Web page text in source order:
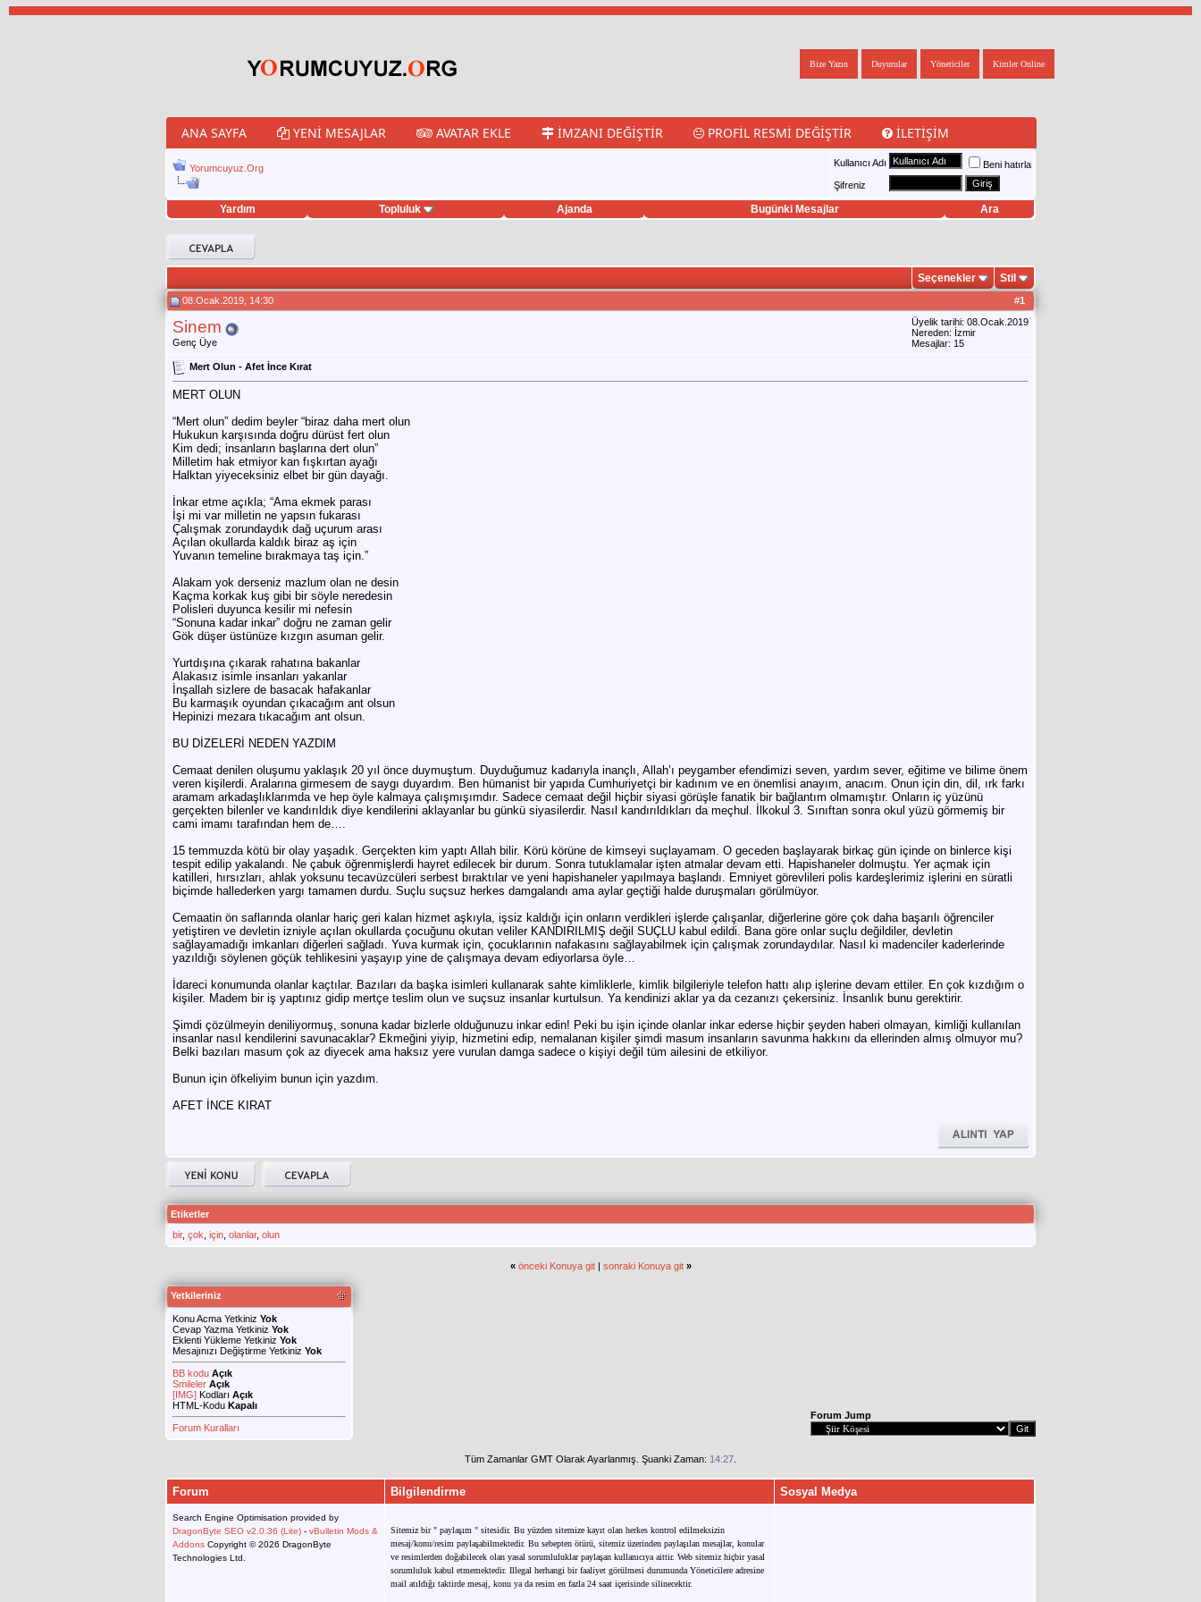
Kimler Online
Yöneticiler
Duyurular
Bize Yazın
ANA SAYFA YENI MESAJLAR AVATAR EKLE İMZANI DEĞIŞTIR PROFIL RESMI DEĞIŞTIR İLETIŞIM
Yorumcuyuz.Org Kullanıcı Adı
Beni hatırla
Şifreniz
Yardım Topluluk Ajanda Bugünki Mesajlar Ara
twitter retweet hilesi
Seçenekler Stil
#1
08.Ocak.2019, 14:30
Sinem
Genç Üye
Üyelik tarihi: 08.Ocak.2019
Nereden: İzmir
Mesajlar: 15
Mert Olun - Afet İnce Kırat
MERT OLUN
“Mert olun” dedim beyler “biraz daha mert olun
Hukukun karşısında doğru dürüst fert olun
Kim dedi; insanların başlarına dert olun”
Milletim hak etmiyor kan fışkırtan ayağı
Halktan yiyeceksiniz elbet bir gün dayağı.
İnkar etme açıkla; “Ama ekmek parası
İşi mi var milletin ne yapsın fukarası
Çalışmak zorundaydık dağ uçurum arası
Açılan okullarda kaldık biraz aş için
Yuvanın temeline bırakmaya taş için.”
Alakam yok derseniz mazlum olan ne desin
Kaçma korkak kuş gibi bir söyle neredesin
Polisleri duyunca kesilir mi nefesin
“Sonuna kadar inkar” doğru ne zaman gelir
Gök düşer üstünüze kızgın asuman gelir.
Yurtdışına çıkarak rahatına bakanlar
Alakasız isimle insanları yakanlar
İnşallah sizlere de basacak hafakanlar
Bu karmaşık oyundan çıkacağım ant olsun
Hepinizi mezara tıkacağım ant olsun.
BU DİZELERİ NEDEN YAZDIM
Cemaat denilen oluşumu yaklaşık 20 yıl önce duymuştum. Duyduğumuz kadarıyla inançlı, Allah’ı peygamber efendimizi seven, yardım sever, eğitime ve bilime önem
veren kişilerdi. Aralarına girmesem de saygı duyardım. Ben hümanist bir yapıda Cumhuriyetçi bir kadınım ve en önemlisi anayım, anacım. Onun için din, dil, ırk farkı
aramam arkadaşlıklarımda ve hep öyle kalmaya çalışmışımdır. Sadece cemaat değil hiçbir siyasi görüşle fanatik bir bağlantım olmamıştır. Onların iç yüzünü
gerçekten bilenler ve kandırıldık diye kendilerini aklayanlar bu günkü siyasilerdir. Nasıl kandırıldıkları da meçhul. İlkokul 3. Sınıftan sonra okul yüzü görmemiş bir
cami imamı tarafından hem de….
15 temmuzda kötü bir olay yaşadık. Gerçekten kim yaptı Allah bilir. Körü körüne de kimseyi suçlayamam. O geceden başlayarak birkaç gün içinde on binlerce kişi
tespit edilip yakalandı. Ne çabuk öğrenmişlerdi hayret edilecek bir durum. Sonra tutuklamalar işten atmalar devam etti. Hapishaneler dolmuştu. Yer açmak için
katilleri, hırsızları, ahlak yoksunu tecavüzcüleri serbest bıraktılar ve yeni hapishaneler yapılmaya başlandı. Emniyet görevlileri polis kardeşlerimiz işlerini en süratli
biçimde hallederken yargı tamamen durdu. Suçlu suçsuz herkes damgalandı ama aylar geçtiği halde duruşmaları görülmüyor.
Cemaatin ön saflarında olanlar hariç geri kalan hizmet aşkıyla, işsiz kaldığı için onların verdikleri işlerde çalışanlar, diğerlerine göre çok daha başarılı öğrenciler
yetiştiren ve devletin izniyle açılan okullarda çocuğunu okutan veliler KANDIRILMIŞ değil SUÇLU kabul edildi. Bana göre onlar suçlu değildiler, devletin
sağlayamadığı imkanları diğerleri sağladı. Yuva kurmak için, çocuklarının nafakasını sağlayabilmek için çalışmak zorundaydılar. Nasıl ki madenciler kaderlerinde
yazıldığı söylenen göçük tehlikesini yaşayıp yine de çalışmaya devam ediyorlarsa öyle…
İdareci konumunda olanlar kaçtılar. Bazıları da başka isimleri kullanarak sahte kimliklerle, kimlik bilgileriyle telefon hattı alıp işlerine devam ettiler. En çok kızdığım o
kişiler. Madem bir iş yaptınız gidip mertçe teslim olun ve suçsuz insanlar kurtulsun. Ya kendinizi aklar ya da cezanızı çekersiniz. İnsanlık bunu gerektirir.
Şimdi çözülmeyin deniliyormuş, sonuna kadar bizlerle olduğunuzu inkar edin! Peki bu işin içinde olanlar inkar ederse hiçbir şeyden haberi olmayan, kimliği kullanılan
insanlar nasıl kendilerini savunacaklar? Ekmeğini yiyip, hizmetini edip, nemalanan kişiler şimdi masum insanların savunma hakkını da ellerinden almış olmuyor mu?
Belki bazıları masum çok az diyecek ama haksız yere vurulan damga sadece o kişiyi değil tüm ailesini de etkiliyor.
Bunun için öfkeliyim bunun için yazdım.
AFET İNCE KIRAT
Etiketler
bir, çok için olanlar, olun
« önceki Konuya git| sonraki Konuya git »
Yetkileriniz
Konu Acma Yetkiniz Yok
Cevap Yazma Yetkiniz Yok
Eklenti Yükleme Yetkiniz Yok
Mesajınızı Değiştirme Yetkiniz Yok
BB kodu Açık
Smileler Açık
[IMG] Kodları Açık
HTML-Kodu Kapalı
Forum Kuralları
Forum Jump
Tüm Zamanlar GMT Olarak Ayarlanmış. Şuanki Zaman: 14:27
Forum Bilgilendirme Sosyal Medya
Search Engine Optimisation provided by
DragonByte SEO v2.0.36 (Lite) - vBulletin Mods &
Addons Copyright © 2026 DragonByte
Technologies Ltd.
Sitemiz bir " paylaşım " sitesidir. Bu yüzden sitemize kayıt olan herkes kontrol edilmeksizin
mesaj/konu/resim paylaşabilmektedir. Bu sebepten ötürü, sitemiz üzerinden paylaşılan mesajlar, konular
ve resimlerden doğabilecek olan yasal sorumluluklar paylaşan kullanıcıya aittir. Web sitemiz hiçbir yasal
sorumluluk kabul etmemektedir. Illegal herhangi bir faaliyet görülmesi durumunda Yöneticilere adresine
mail atıldığı taktirde mesaj, konu ya da resim en fazla 24 saat içerisinde silinecektir.